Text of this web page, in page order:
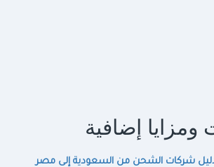
إضافية
شركات الشحن من السعودية إلى مصر